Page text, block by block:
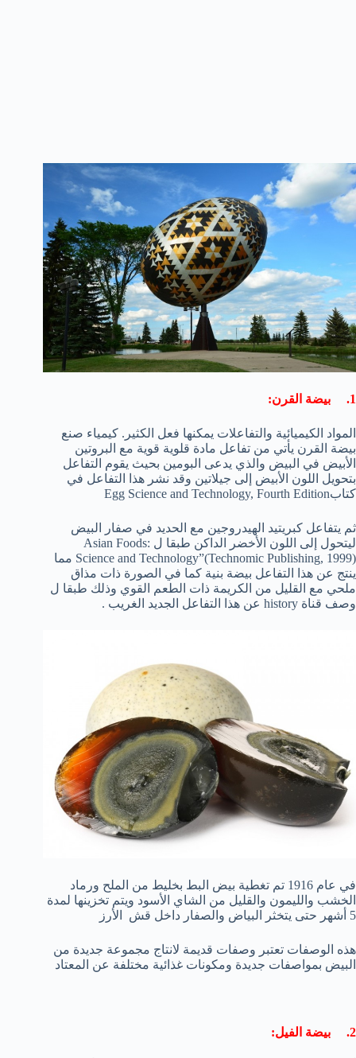
1. بيضة القرن:
المواد الكيميائية والتفاعلات يمكنها فعل الكثير. كيمياء صنع
بيضة القرن يأتي من تفاعل مادة قلوية قوية مع البروتين
الأبيض في البيض والذي يدعى البومين بحيث يقوم التفاعل
بتحويل اللون الأبيض إلى جيلاتين وقد نشر هذا التفاعل في
كتابEgg Science and Technology, Fourth Edition
ثم يتفاعل كبريتيد الهيدروجين مع الحديد في صفار البيض
ليتحول إلى اللون الأخضر الداكن طبقا ل Asian Foods:
Science and Technology”(Technomic Publishing, 1999) مما
ينتج عن هذا التفاعل بيضة بنية كما في الصورة ذات مذاق
ملحي مع القليل من الكريمة ذات الطعم القوي وذلك طبقا ل
وصف قناة history عن هذا التفاعل الجديد الغريب .
في عام 1916 تم تغطية بيض البط بخليط من الملح ورماد
الخشب والليمون والقليل من الشاي الأسود ويتم تخزينها لمدة
5 أشهر حتى يتخثر البياض والصفار داخل قش الأرز
هذه الوصفات تعتبر وصفات قديمة لانتاج مجموعة جديدة من
البيض بمواصفات جديدة ومكونات غذائية مختلفة عن المعتاد
2. بيضة الفيل: